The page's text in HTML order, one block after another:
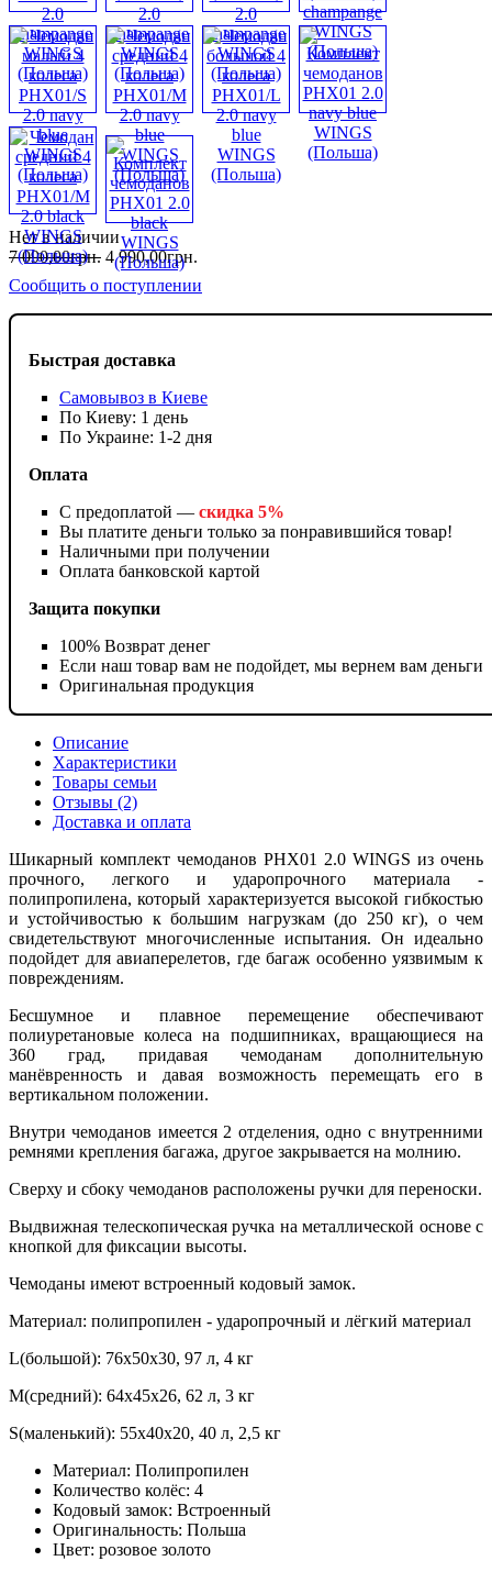
Быстрая доставка
Самовывоз в Киеве
По Киеву: 1 день
По Украине: 1-2 дня
Оплата
С предоплатой — скидка 5%
Вы платите деньги только за понравившийся товар!
Наличными при получении
Оплата банковской картой
Защита покупки
100% Возврат денег
Если наш товар вам не подойдет, мы вернем вам деньги
Оригинальная продукция
Нет в наличии
7 090,00грн. 4 990,00грн.
Сообщить о поступлении
Описание
Характеристики
Товары семьи
Отзывы (2)
Доставка и оплата
Шикарный комплект чемоданов PHX01 2.0 WINGS из очень
прочного, легкого и ударопрочного материала -
полипропилена, который характеризуется высокой гибкостью
и устойчивостью к большим нагрузкам (до 250 кг), о чем
свидетельствуют многочисленные испытания. Он идеально
подойдет для авиаперелетов, где багаж особенно уязвимым к
повреждениям.
Бесшумное и плавное перемещение обеспечивают
полиуретановые колеса на подшипниках, вращающиеся на
360 град, придавая чемоданам дополнительную
манёвренность и давая возможность перемещать его в
вертикальном положении.
Внутри чемоданов имеется 2 отделения, одно с внутренними
ремнями крепления багажа, другое закрывается на молнию.
Сверху и сбоку чемоданов расположены ручки для переноски.
Выдвижная телескопическая ручка на металлической основе с
кнопкой для фиксации высоты.
Чемоданы имеют встроенный кодовый замок.
Материал: полипропилен - ударопрочный и лёгкий материал
L(большой): 76х50х30, 97 л, 4 кг
M(средний): 64х45х26, 62 л, 3 кг
S(маленький): 55х40х20, 40 л, 2,5 кг
Материал: Полипропилен
Количество колёс: 4
Кодовый замок: Встроенный
Оригинальность: Польша
Цвет: розовое золото